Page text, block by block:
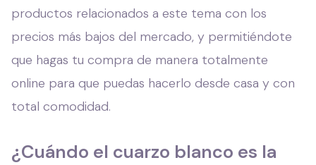
productos relacionados a este tema con los
precios más bajos del mercado, y permitiéndote
que hagas tu compra de manera totalmente
online para que puedas hacerlo desde casa y con
total comodidad.
¿Cuándo el cuarzo blanco es la